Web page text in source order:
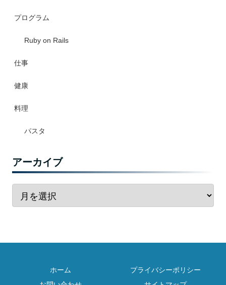
プログラム
Ruby on Rails
仕事
健康
料理
パスタ
アーカイブ
ホーム
プライバシーポリシー